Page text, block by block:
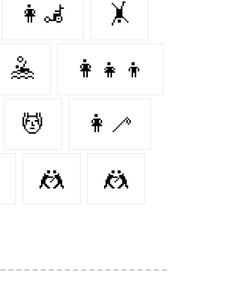
👩‍🦼 🤸‍
🤽‍ 👩‍👧‍👦
💆‍ 👩‍🦯
🤼‍ 🤼